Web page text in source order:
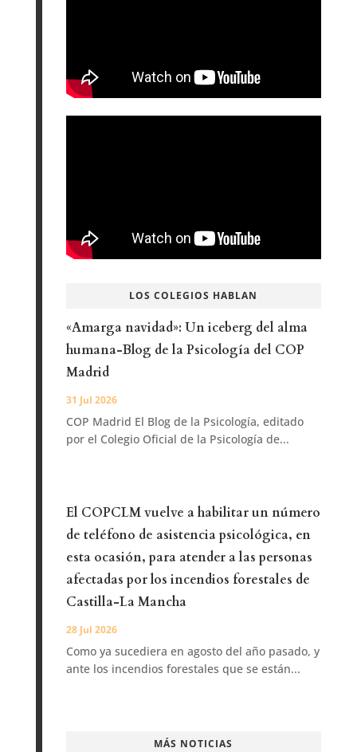
LOS COLEGIOS HABLAN
«Amarga navidad»: Un iceberg del alma
humana-Blog de la Psicología del COP
Madrid
31 Jul 2026
COP Madrid El Blog de la Psicología, editado
por el Colegio Oficial de la Psicología de...
El COPCLM vuelve a habilitar un número
de teléfono de asistencia psicológica, en
esta ocasión, para atender a las personas
afectadas por los incendios forestales de
Castilla-La Mancha
28 Jul 2026
Como ya sucediera en agosto del año pasado, y
ante los incendios forestales que se están...
MÁS NOTICIAS